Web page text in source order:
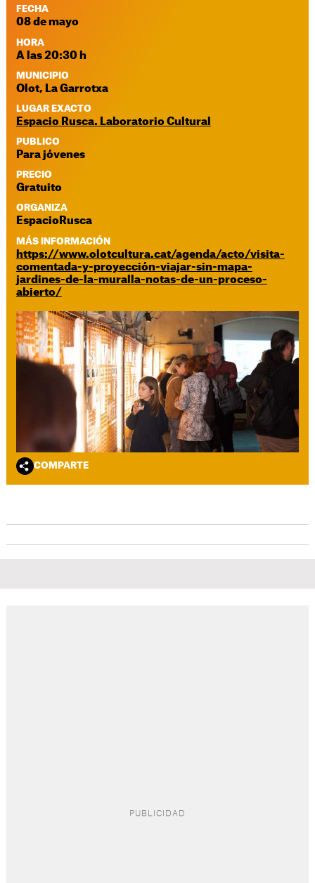
FECHA
08 de mayo
HORA
A las 20:30 h
MUNICIPIO
Olot, La Garrotxa
LUGAR EXACTO
Espacio Rusca. Laboratorio Cultural
PUBLICO
Para jóvenes
PRECIO
Gratuito
ORGANIZA
EspacioRusca
MÁS INFORMACIÓN
https://www.olotcultura.cat/agenda/acto/visita-
comentada-y-proyección-viajar-sin-mapa-
jardines-de-la-muralla-notas-de-un-proceso-
abierto/
COMPARTE